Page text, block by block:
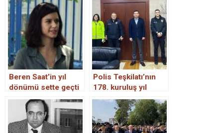
Beren Saat’in yıl
dönümü sette geçti
Polis Teşkilatı’nın
178. kuruluş yıl
dönümü kutlanıyor